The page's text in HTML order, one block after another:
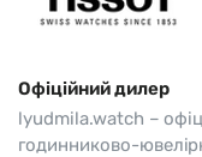
Офіційний дилер
lyudmila.watch –
годинниково-